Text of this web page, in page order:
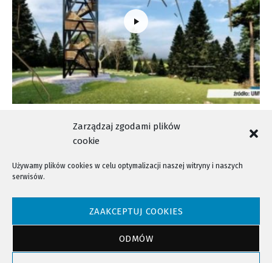
Zarządzaj zgodami plików
cookie
Używamy plików cookies w celu optymalizacji naszej witryny i naszych
serwisów.
ZAAKCEPTUJ COOKIES
ODMÓW
Na szczycie Mogielicy stanie nowa wieża
NTV - Nasza Telewizja Sądecka © 2023 Wszystkie prawa zastrzeżone!